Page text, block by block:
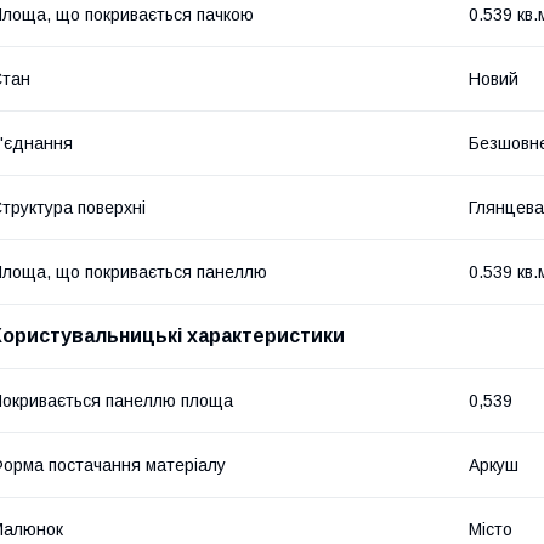
що покривається пачкою 0.539
Новий
поверхні Глянцева
що покривається панеллю 0.539
характеристики
панеллю площа 0,539
постачання матеріалу Аркуш
Місто